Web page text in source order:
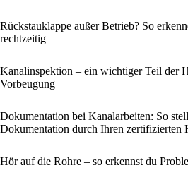
Rückstauklappe außer Betrieb? So
rechtzeitig
Kanalinspektion – ein wichtiger Teil der
Vorbeugung
Dokumentation bei Kanalarbeiten: So
Dokumentation durch Ihren zertifizierten
Hör auf die Rohre – so erkennst du